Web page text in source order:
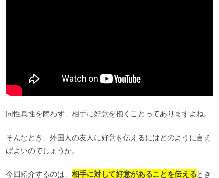
同性異性を問わず、相手に好意を抱くことってありますよね。
そんなとき、外国人の友人に好意を伝えるにはどのように言え
ばよいのでしょうか。
今回紹介するのは、 相手に対して好意があることを伝えるとき